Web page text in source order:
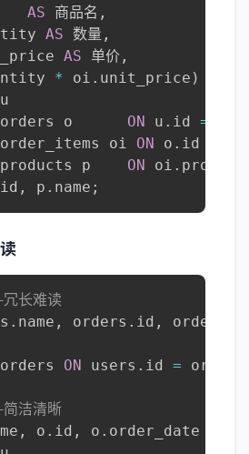
AS 商品名 ,
AS 数量 ,
AS 单价 ,
* oi . unit_price )
orders o ON u . id =
order_items oi ON o . id
products p ON oi .
id , p . name ;
长难读
. name , orders . id , orders
orders ON users . id = orders
洁清晰
, o . id , o .